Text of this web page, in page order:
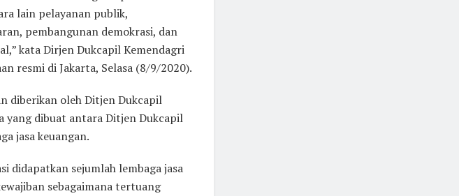
lain pelayanan publik,
pembangunan demokrasi, dan
kata Dirjen Dukcapil Kemendagri
resmi di Jakarta, Selasa (8/9/2020).
diberikan oleh Ditjen Dukcapil
yang dibuat antara Ditjen Dukcapil
jasa keuangan.
didapatkan sejumlah lembaga jasa
sebagaimana tertuang